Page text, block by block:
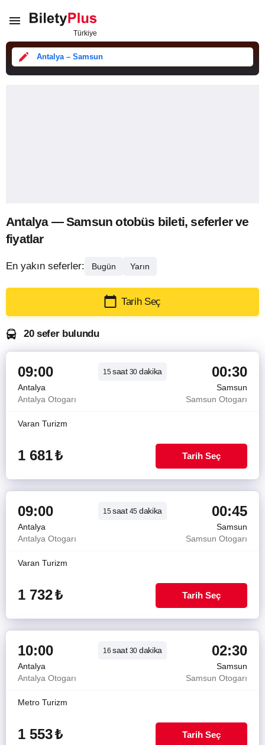
Antalya – Samsun
Antalya — Samsun otobüs bileti, seferler ve
fiyatlar
En yakın seferler: Bugün Yarın
Tarih Seç
20 sefer bulundu
09:00 15saat30 dakika 00:30
Antalya
Samsun
Antalya Otogarı
Samsun Otogarı
Varan Turizm
1 681₺ Tarih Seç
09:00 15saat45 dakika 00:45
Antalya
Samsun
Antalya Otogarı
Samsun Otogarı
Varan Turizm
1 732₺ Tarih Seç
10:00 16saat30 dakika 02:30
Antalya
Samsun
Antalya Otogarı
Samsun Otogarı
Metro Turizm
1 553₺ Tarih Seç